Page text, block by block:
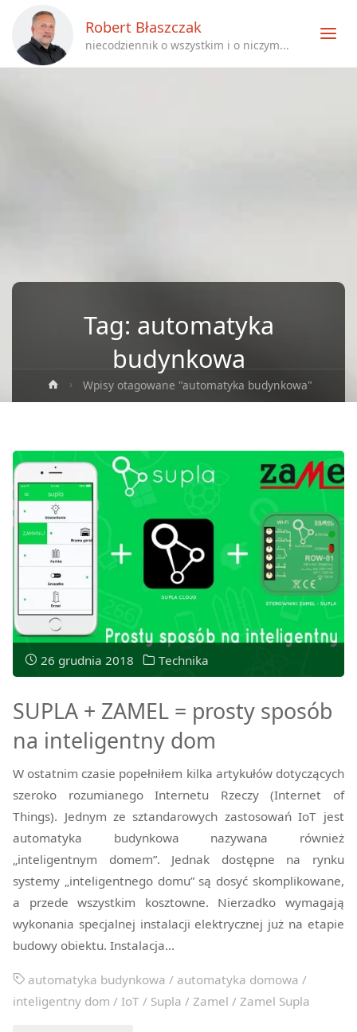
Robert Błaszczak
niecodziennik o wszystkim i o niczym...
Tag: automatyka
budynkowa
Strona
główna
Wpisy otagowane "automatyka budynkowa"
26 grudnia 2018 Technika
SUPLA + ZAMEL = prosty sposób
na inteligentny dom
W ostatnim czasie popełniłem kilka artykułów dotyczących
szeroko rozumianego Internetu Rzeczy (Internet of
Things). Jednym ze sztandarowych zastosowań IoT jest
automatyka budynkowa nazywana również
„inteligentnym domem”. Jednak dostępne na rynku
systemy „inteligentnego domu” są dosyć skomplikowane,
a przede wszystkim kosztowne. Nierzadko wymagają
wykonania specjalnej instalacji elektrycznej już na etapie
budowy obiektu. Instalacja…
automatyka budynkowa / automatyka domowa /
inteligentny dom /IoT / Supla /Zamel /Zamel Supla